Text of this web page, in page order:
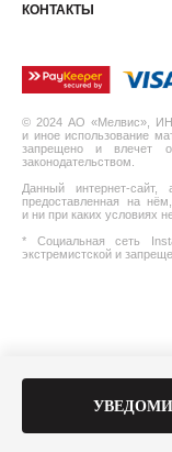
КОНТАКТЫ
© 2024 АО «Мелвис»,
и иное использование
запрещено и влечет
законодательством.
Данный интернет-
предоставленная на
и ни при каких условиях
* Социальная сеть
экстремистской и